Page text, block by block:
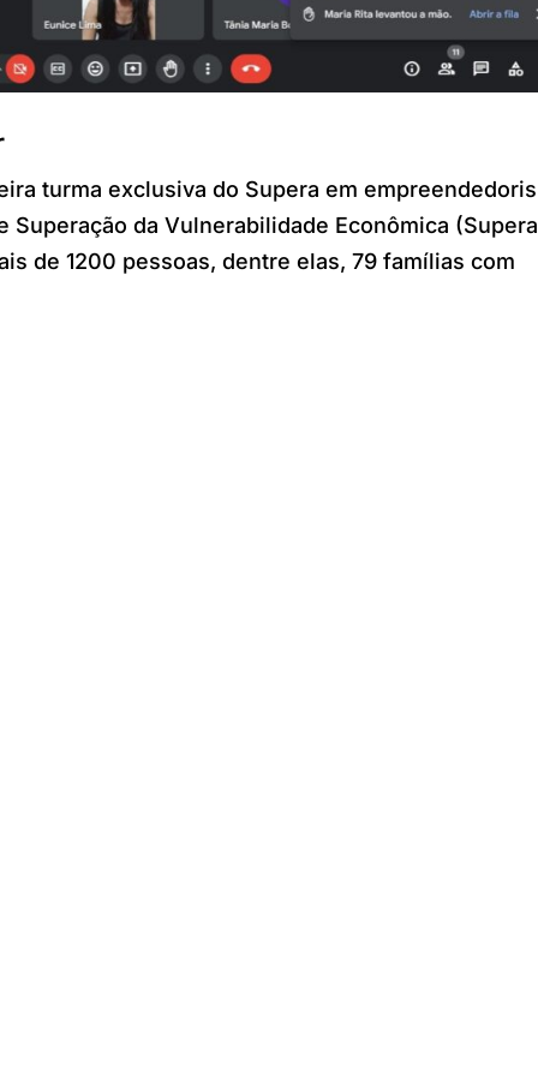
turma exclusiva do Supera em
Superação da Vulnerabilidade Econômica
de 1200 pessoas, dentre elas, 79 famílias com